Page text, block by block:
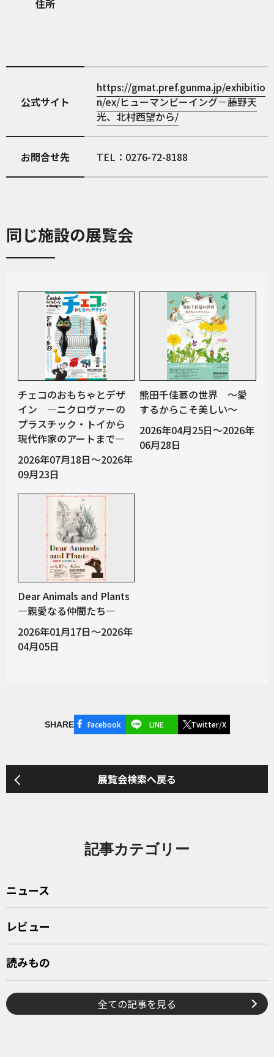
住所
公式サイト
https://gmat.pref.gunma.jp/exhibitio
n/ex/ヒューマンビーイング－藤野天
光、北村西望から/
お問合せ先 TEL：0276-72-8188
同じ施設の展覧会
チェコのおもちゃとデザ
イン ―ニクロヴァーの
プラスチック・トイから
現代作家のアートまで―
2026年07月18日～2026年
09月23日
熊田千佳慕の世界 ～愛
するからこそ美しい～
2026年04月25日～2026年
06月28日
Dear Animals and Plants
―親愛なる仲間たち―
2026年01月17日～2026年
04月05日
SHARE Facebook LINE Twitter/X
展覧会検索へ戻る
記事カテゴリー
ニュース
レビュー
読みもの
全ての記事を見る